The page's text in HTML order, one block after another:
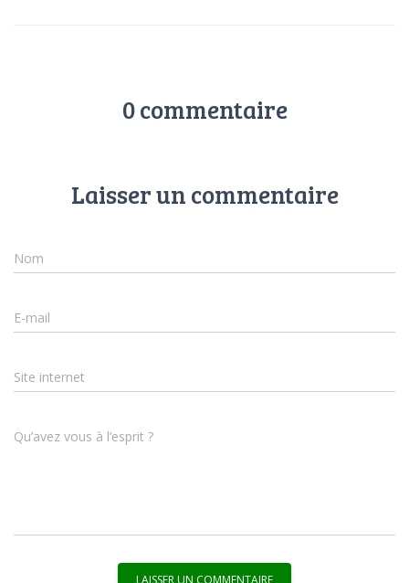
0 commentaire
Laisser un commentaire
Nom
E-mail
Site internet
Qu’avez vous à l’esprit ?